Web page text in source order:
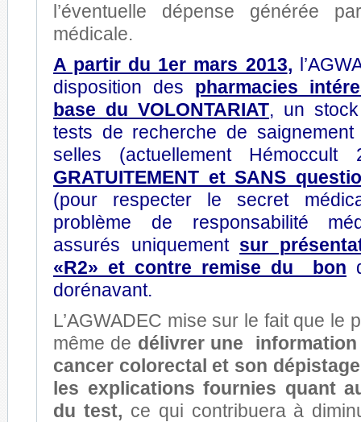
l’éventuelle dépense générée
médicale.
A partir du 1er mars 2013,
disposition des pharmacies
base du VOLONTARIAT, un
tests de recherche de
selles (actuellement
GRATUITEMENT et SANS
(pour respecter le secret
problème de responsabilité
assurés uniquement sur
«R2» et contre remise du bon
dorénavant.
L’AGWADEC mise sur le fait que le
même de délivrer une
cancer colorectal et son
les explications fournies quant
du test, ce qui contribuera à